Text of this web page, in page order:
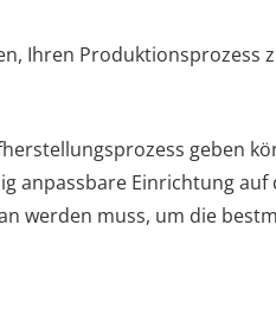
Ihren
geben
anpassbare Einrichtung
werden muss, um die